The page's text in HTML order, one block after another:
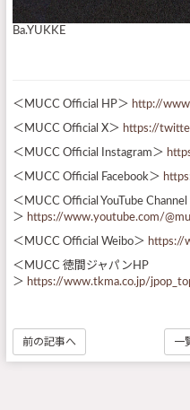
Ba.YUKKE
＜MUCC Official HP＞ http://
＜MUCC Official X＞ https://
＜MUCC Official Instagram＞
＜MUCC Official Facebook＞
＜MUCC Official YouTube Channel
＞ https://www.youtube.com/
＜MUCC Official Weibo＞ https://
＜MUCC 徳間ジャパンHP
＞ https://www.tkma.co.jp/
一
前の記事へ